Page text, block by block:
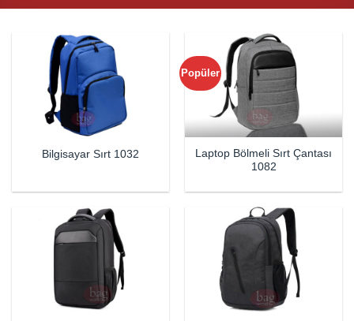
Bilgisayar Sırt 1032
Popüler
Laptop Bölmeli Sırt Çantası
1082